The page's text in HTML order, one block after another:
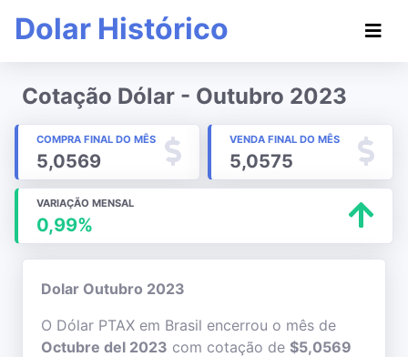
Dolar Histórico
Cotação Dólar - Outubro 2023
COMPRA FINAL DO MÊS
5,0569
VENDA FINAL DO MÊS
5,0575
VARIAÇÃO MENSAL
0,99%
Dolar Outubro 2023
O Dólar PTAX em Brasil encerrou o mês de
Octubre del 2023 com cotação de $5,0569